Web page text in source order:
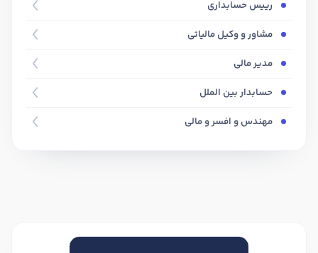
رییس حسابداری
مشاور و وکیل مالیاتی
مدیر مالی
حسابدار بین الملل
مهندس و افسر و مالی